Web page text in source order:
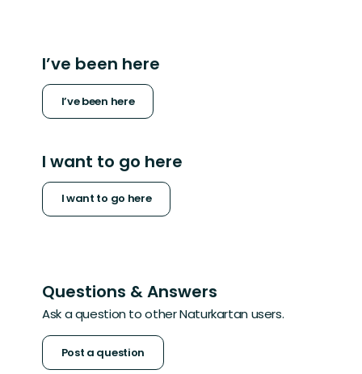
I’ve been here
I’ve been here
I want to go here
I want to go here
Questions & Answers
Ask a question to other Naturkartan users.
Post a question